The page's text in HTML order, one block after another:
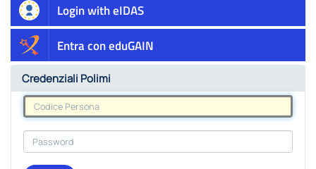
Login with eIDAS
Entra con eduGAIN
Credenziali Polimi